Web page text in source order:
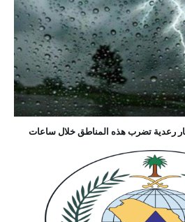
رعدية تضرب هذه المناطق خلال ساعات